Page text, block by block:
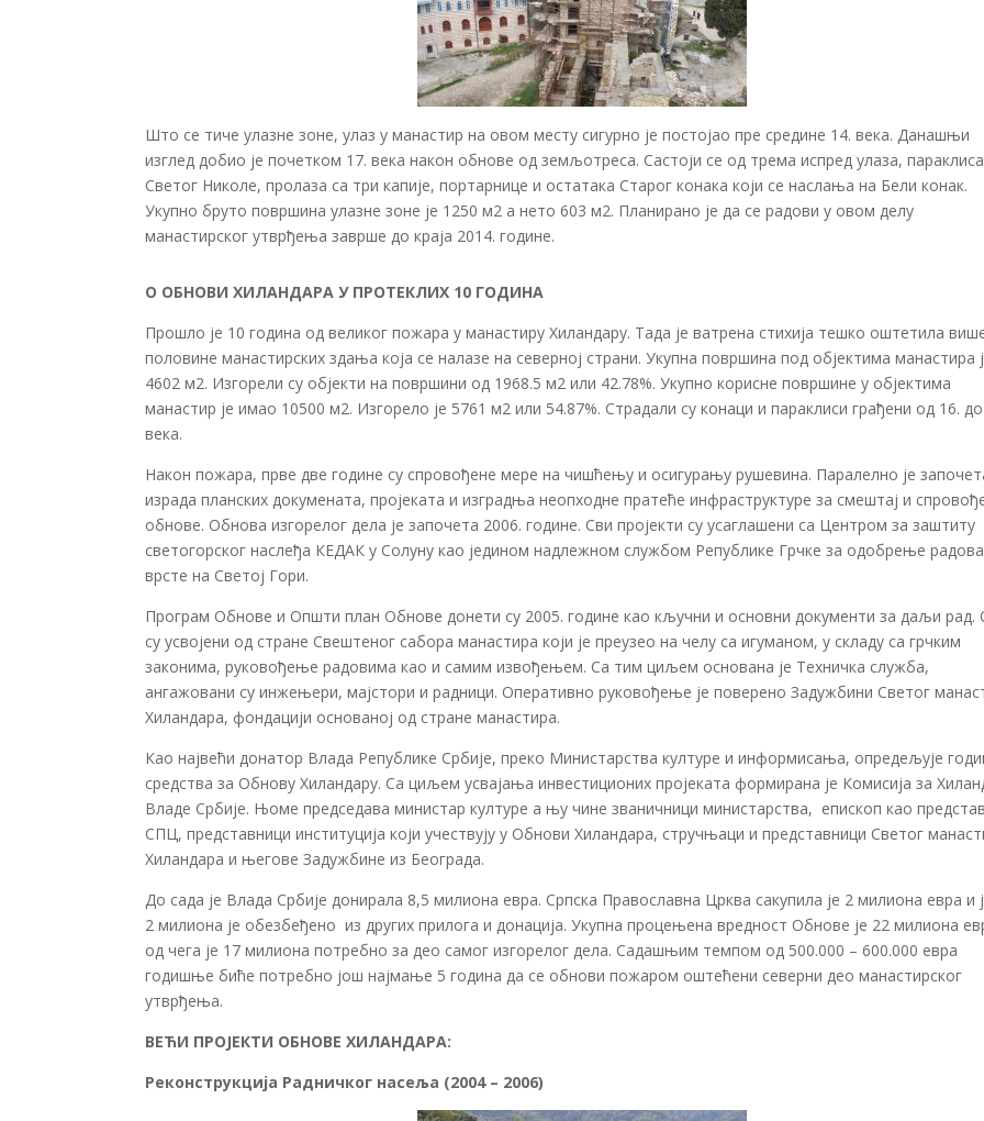
Што се тиче улазне зоне, улаз у манастир на овом месту сигурно је постојао пре средине 14. века. Данашњи
изглед добио је почетком 17. века након обнове од земљотреса. Састоји се од трема испред улаза, параклиса
Светог Николе, пролаза са три капије, портарнице и остатака Старог конака који се наслања на Бели конак.
Укупно бруто површина улазне зоне је 1250 м2 а нето 603 м2. Планирано је да се радови у овом делу
манастирског утврђења заврше до краја 2014. године.
О ОБНОВИ ХИЛАНДАРА У ПРОТЕКЛИХ 10 ГОДИНА
Прошло је 10 година од великог пожара у манастиру Хиландару. Тада је ватрена стихија тешко оштетила
половине манастирских здања која се налазе на северној страни. Укупна површина под објектима манастира
4602 м2. Изгорели су објекти на површини од 1968.5 м2 или 42.78%. Укупно корисне површине у објектима
манастир је имао 10500 м2. Изгорело је 5761 м2 или 54.87%. Страдали су конаци и параклиси грађени од 16.
века.
Након пожара, прве две године су спровођене мере на чишћењу и осигурању рушевина. Паралелно је
израда планских докумената, пројеката и изградња неопходне пратеће инфраструктуре за смештај и
обнове. Обнова изгорелог дела је започета 2006. године. Сви пројекти су усаглашени са Центром за заштиту
светогорског наслеђа КЕДАК у Солуну као једином надлежном службом Републике Грчке за одобрење
врсте на Светој Гори.
Програм Обнове и Општи план Обнове донети су 2005. године као кључни и основни документи за даљи рад.
су усвојени од стране Свештеног сабора манастира који је преузео на челу са игуманом, у складу са грчким
законима, руковођење радовима као и самим извођењем. Са тим циљем основана је Техничка служба,
ангажовани су инжењери, мајстори и радници. Оперативно руковођење је поверено Задужбини Светог
Хиландара, фондацији основаној од стране манастира.
Као највећи донатор Влада Републике Србије, преко Министарства културе и информисања, опредељује
средства за Обнову Хиландару. Са циљем усвајања инвестиционих пројеката формирана је Комисија за
Владе Србије. Њоме председава министар културе а њу чине званичници министарства, епископ као
СПЦ, представници институција који учествују у Обнови Хиландара, стручњаци и представници Светог
Хиландара и његове Задужбине из Београда.
До сада је Влада Србије донирала 8,5 милиона евра. Српска Православна Црква сакупила је 2 милиона евра и
2 милиона је обезбеђено из других прилога и донација. Укупна процењена вредност Обнове је 22 милиона
од чега је 17 милиона потребно за део самог изгорелог дела. Садашњим темпом од 500.000 – 600.000 евра
годишње биће потребно још најмање 5 година да се обнови пожаром оштећени северни део манастирског
утврђења.
ВЕЋИ ПРОЈЕКТИ ОБНОВЕ ХИЛАНДАРА:
Реконструкција Радничког насеља (2004 – 2006)